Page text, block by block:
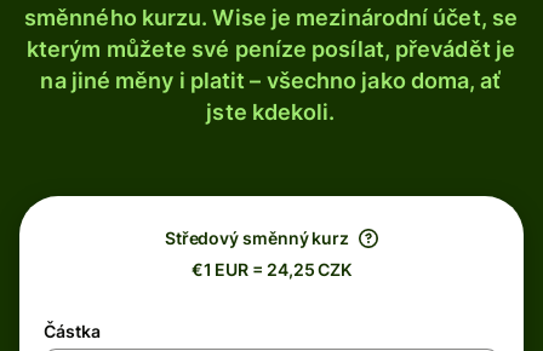
směnného kurzu. Wise je mezinárodní účet, se
kterým můžete své peníze posílat, převádět je
na jiné měny i platit – všechno jako doma, ať
jste kdekoli.
Středový směnný kurz
€1 EUR = 24,25 CZK
Částka